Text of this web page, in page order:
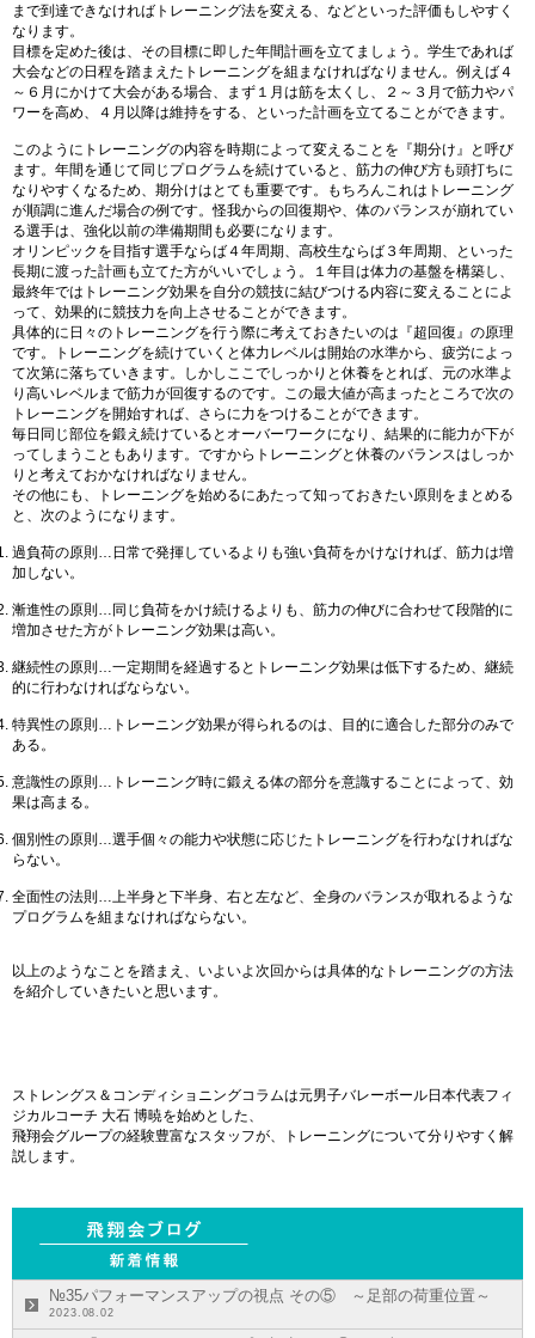
まで到達できなければトレーニング法を変える、などといった評価もしやすく
なります。
目標を定めた後は、その目標に即した年間計画を立てましょう。学生であれば
大会などの日程を踏まえたトレーニングを組まなければなりません。例えば４
～６月にかけて大会がある場合、まず１月は筋を太くし、２～３月で筋力やパ
ワーを高め、４月以降は維持をする、といった計画を立てることができます。
このようにトレーニングの内容を時期によって変えることを『期分け』と呼び
ます。年間を通じて同じプログラムを続けていると、筋力の伸び方も頭打ちに
なりやすくなるため、期分けはとても重要です。もちろんこれはトレーニング
が順調に進んだ場合の例です。怪我からの回復期や、体のバランスが崩れてい
る選手は、強化以前の準備期間も必要になります。
オリンピックを目指す選手ならば４年周期、高校生ならば３年周期、といった
長期に渡った計画も立てた方がいいでしょう。１年目は体力の基盤を構築し、
最終年ではトレーニング効果を自分の競技に結びつける内容に変えることによ
って、効果的に競技力を向上させることができます。
具体的に日々のトレーニングを行う際に考えておきたいのは『超回復』の原理
です。トレーニングを続けていくと体力レベルは開始の水準から、疲労によっ
て次第に落ちていきます。しかしここでしっかりと休養をとれば、元の水準よ
り高いレベルまで筋力が回復するのです。この最大値が高まったところで次の
トレーニングを開始すれば、さらに力をつけることができます。
毎日同じ部位を鍛え続けているとオーバーワークになり、結果的に能力が下が
ってしまうこともあります。ですからトレーニングと休養のバランスはしっか
りと考えておかなければなりません。
その他にも、トレーニングを始めるにあたって知っておきたい原則をまとめる
と、次のようになります。
過負荷の原則…日常で発揮しているよりも強い負荷をかけなければ、筋力は増
加しない。
漸進性の原則…同じ負荷をかけ続けるよりも、筋力の伸びに合わせて段階的に
増加させた方がトレーニング効果は高い。
継続性の原則…一定期間を経過するとトレーニング効果は低下するため、継続
的に行わなければならない。
特異性の原則…トレーニング効果が得られるのは、目的に適合した部分のみで
ある。
意識性の原則…トレーニング時に鍛える体の部分を意識することによって、効
果は高まる。
個別性の原則…選手個々の能力や状態に応じたトレーニングを行わなければな
らない。
全面性の法則…上半身と下半身、右と左など、全身のバランスが取れるような
プログラムを組まなければならない。
以上のようなことを踏まえ、いよいよ次回からは具体的なトレーニングの方法
を紹介していきたいと思います。
ストレングス ＆ コンディショニングコラムは元男子バレーボール日本代表フィ
ジカルコーチ 大石 博暁を始めとした、
飛翔会グループの経験豊富なスタッフが、
トレーニングについて分りやすく解
説します。
№35パフォーマンスアップの視点 その⑤ ～足部の荷重位置～
2023.08.02